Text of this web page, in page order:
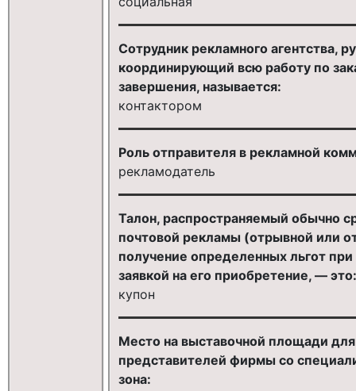
Сотрудник рекламного агентства,
координирующий всю работу по
завершения, называется:
контактором
Роль отправителя в рекламной
рекламодатель
Талон, распространяемый обычно
почтовой рекламы (отрывной или
получение определенных льгот
заявкой на его приобретение, — это:
купон
Место на выставочной площади
представителей фирмы со
зона: